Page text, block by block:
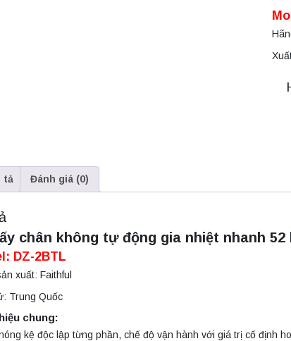
tả Đánh giá (0)
chân không tự động gia nhiệt nhanh 52
DZ-2BTL
xuất: Faithful
Trung Quốc
chung:
kệ độc lập từng phần, chế độ vận hành với giá trị cố định